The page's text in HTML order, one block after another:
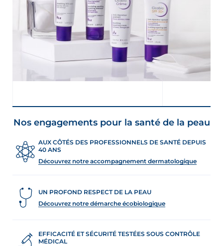
Nos engagements pour la santé de la peau
AUX CÔTÉS DES PROFESSIONNELS DE SANTÉ DEPUIS
40 ANS
Découvrez notre accompagnement dermatologique
UN PROFOND RESPECT DE LA PEAU
Découvrez notre démarche écobiologique
EFFICACITÉ ET SÉCURITÉ TESTÉES SOUS CONTRÔLE
MÉDICAL